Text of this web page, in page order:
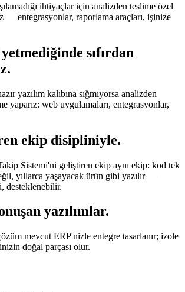
ihtiyaçlar için analizden teslime özel
— entegrasyonlar, raporlama araçları, işinize
sıfırdan
yazılım kalıbına sığmıyorsa analizden
yaparız: web uygulamaları, entegrasyonlar,
ekip disipliniyle.
Sistemi'ni geliştiren ekip aynı ekip: kod tek
yıllarca yaşayacak ürün gibi yazılır —
desteklenebilir.
yazılımlar.
mevcut ERP'nizle entegre tasarlanır; izole
doğal parçası olur.